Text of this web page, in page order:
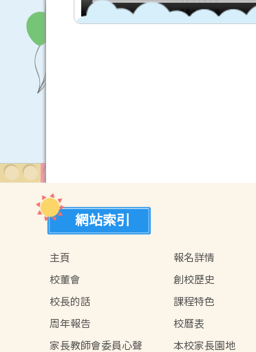
網站索引
主頁 報名詳情
校董會
創校歷史
校長的話
課程特色
周年報告
校曆表
家長教師會委員心聲 本校家長園地